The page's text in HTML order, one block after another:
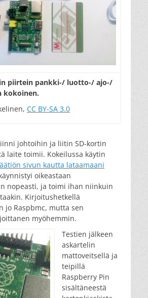
piirtein pankki-/ luotto-/ ajo-/
kokoinen.
CC BY-SA 3.0
johtoihin ja liitin SD-kortin
laite toimii. Kokeilussa käytin
sivun kautta lataamaani
oikeastaan
nopeasti, ja toimi ihan niinkuin
Kirjoitushetkellä
jo Raspbmc, mutta sen
myöhemmin.
Testien jälkeen
askartelin
mattoveitsellä ja
teipillä
Raspberry Pin
sisältäneestä